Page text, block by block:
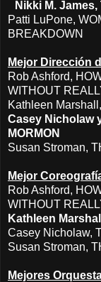
Nikki M. James,
Patti LuPone,
BREAKDOWN
Mejor Dirección
Rob Ashford,
WITHOUT
Kathleen
Casey Nicholaw
MORMON
Susan Stroman,
Mejor
Rob Ashford,
WITHOUT
Kathleen
Casey Nicholaw,
Susan Stroman,
Mejores